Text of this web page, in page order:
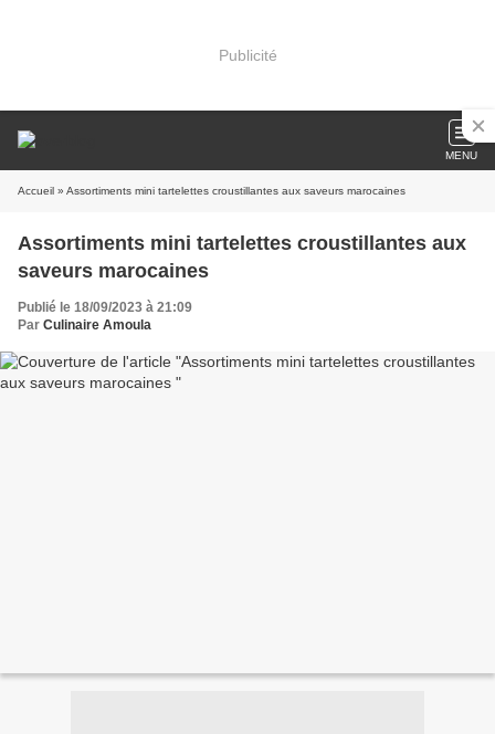
Publicité
MENU
Accueil » Assortiments mini tartelettes croustillantes aux saveurs marocaines
Assortiments mini tartelettes croustillantes aux
saveurs marocaines
Publié le 18/09/2023 à 21:09
Par Culinaire Amoula